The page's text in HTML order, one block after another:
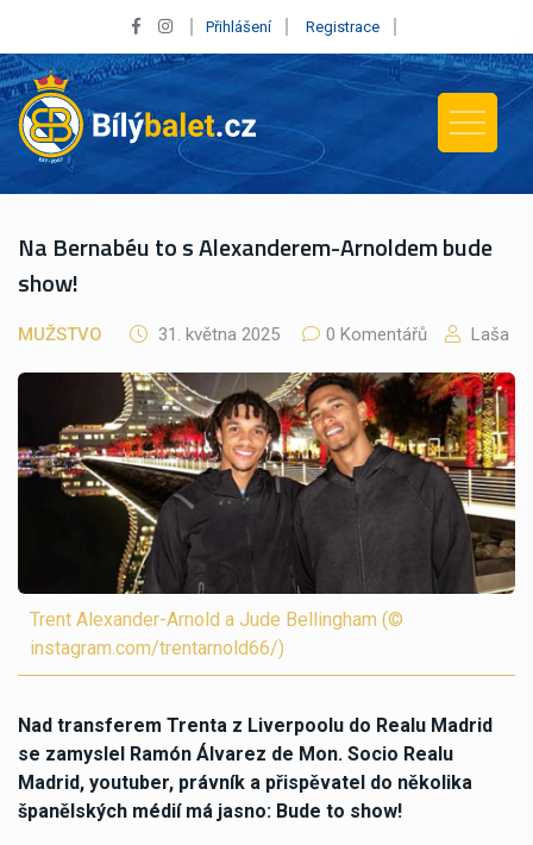
Přihlášení Registrace
Na Bernabéu to s Alexanderem-Arnoldem bude
show!
MUŽSTVO 31. května 2025 0 Komentářů Laša
Trent Alexander-Arnold a Jude Bellingham (©
instagram.com/trentarnold66/)
Nad transferem Trenta z Liverpoolu do Realu Madrid
se zamyslel Ramón Álvarez de Mon. Socio Realu
Madrid, youtuber, právník a přispěvatel do několika
španělských médií má jasno: Bude to show!